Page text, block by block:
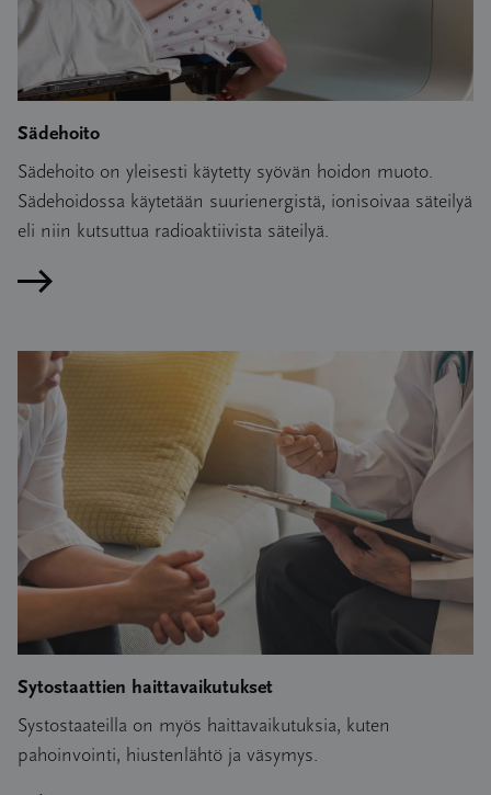
Sädehoito
Sädehoito on yleisesti käytetty syövän hoidon muoto.
Sädehoidossa käytetään suurienergistä, ionisoivaa säteilyä
eli niin kutsuttua radioaktiivista säteilyä.
Lue artikkeli
Sytostaattien haittavaikutukset
Systostaateilla on myös haittavaikutuksia, kuten
pahoinvointi, hiustenlähtö ja väsymys.